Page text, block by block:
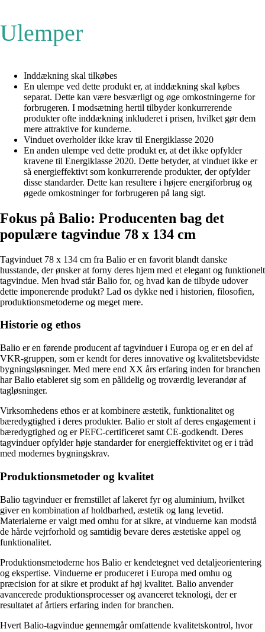
Ulemper
Inddækning skal tilkøbes
En ulempe ved dette produkt er, at inddækning skal købes
separat. Dette kan være besværligt og øge omkostningerne for
forbrugeren. I modsætning hertil tilbyder konkurrerende
produkter ofte inddækning inkluderet i prisen, hvilket gør dem
mere attraktive for kunderne.
Vinduet overholder ikke krav til Energiklasse 2020
En anden ulempe ved dette produkt er, at det ikke opfylder
kravene til Energiklasse 2020. Dette betyder, at vinduet ikke er
så energieffektivt som konkurrerende produkter, der opfylder
disse standarder. Dette kan resultere i højere energiforbrug og
øgede omkostninger for forbrugeren på lang sigt.
Fokus på Balio: Producenten bag det
populære tagvindue 78 x 134 cm
Tagvinduet 78 x 134 cm fra Balio er en favorit blandt danske
husstande, der ønsker at forny deres hjem med et elegant og funktionelt
tagvindue. Men hvad står Balio for, og hvad kan de tilbyde udover
dette imponerende produkt? Lad os dykke ned i historien, filosofien,
produktionsmetoderne og meget mere.
Historie og ethos
Balio er en førende producent af tagvinduer i Europa og er en del af
VKR-gruppen, som er kendt for deres innovative og kvalitetsbevidste
bygningsløsninger. Med mere end XX års erfaring inden for branchen
har Balio etableret sig som en pålidelig og troværdig leverandør af
tagløsninger.
Virksomhedens ethos er at kombinere æstetik, funktionalitet og
bæredygtighed i deres produkter. Balio er stolt af deres engagement i
bæredygtighed og er PEFC-certificeret samt CE-godkendt. Deres
tagvinduer opfylder høje standarder for energieffektivitet og er i tråd
med modernes bygningskrav.
Produktionsmetoder og kvalitet
Balio tagvinduer er fremstillet af lakeret fyr og aluminium, hvilket
giver en kombination af holdbarhed, æstetik og lang levetid.
Materialerne er valgt med omhu for at sikre, at vinduerne kan modstå
de hårde vejrforhold og samtidig bevare deres æstetiske appel og
funktionalitet.
Produktionsmetoderne hos Balio er kendetegnet ved detaljeorientering
og ekspertise. Vinduerne er produceret i Europa med omhu og
præcision for at sikre et produkt af høj kvalitet. Balio anvender
avancerede produktionsprocesser og avanceret teknologi, der er
resultatet af årtiers erfaring inden for branchen.
Hvert Balio-tagvindue gennemgår omfattende kvalitetskontrol, hvor